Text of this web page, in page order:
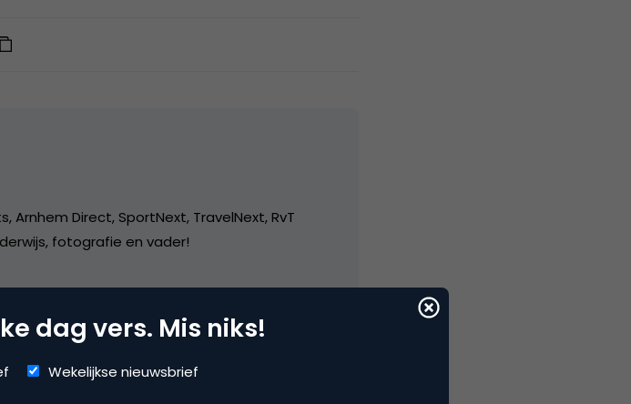
Direct, SportNext, TravelNext, RvT
fotografie en vader!
dag vers. Mis niks!
Wekelijkse nieuwsbrief